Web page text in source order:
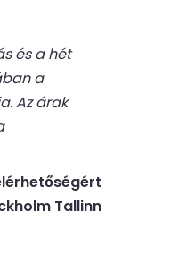
és a hét
a
Az árak
Tallinn